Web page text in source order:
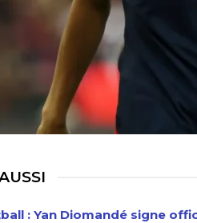
: Yan Diomandé signe